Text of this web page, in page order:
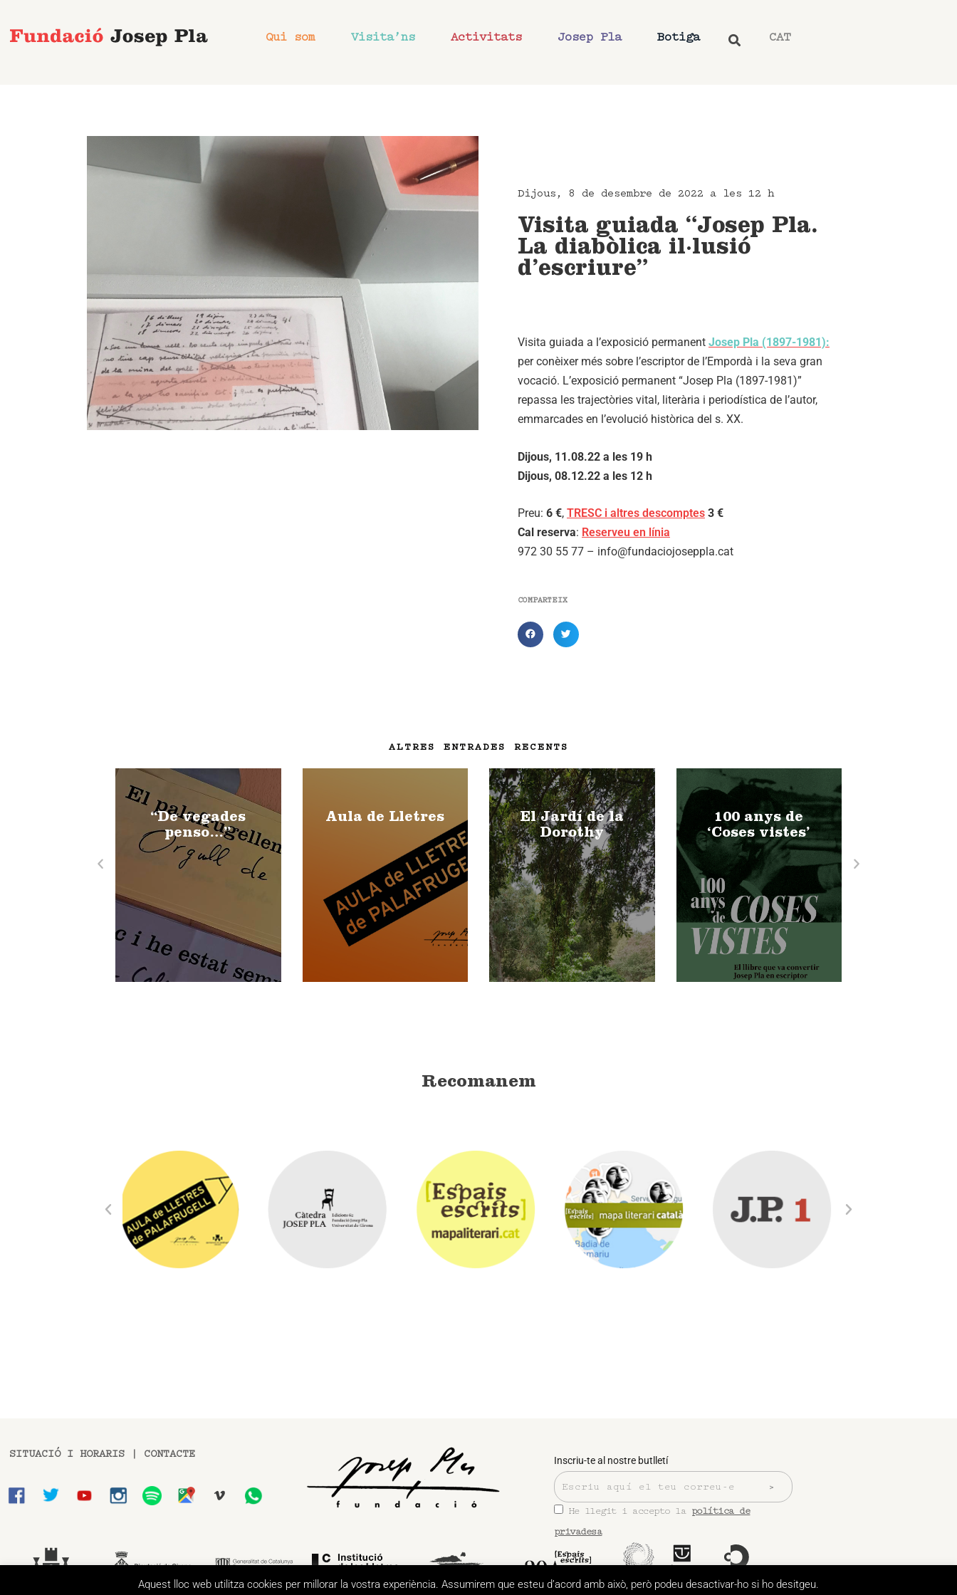
Qui som Visita’ns Activitats Josep Pla Botiga CAT
Dijous, 8 de desembre de 2022 a les 12 h
Visita guiada “Josep Pla.
La diabòlica il·lusió
d’escriure”
Visita guiada a l’exposició permanent Josep Pla (1897-1981):
per conèixer més sobre l’escriptor de l’Empordà i la seva gran
vocació. L’exposició permanent “Josep Pla (1897-1981)”
repassa les trajectòries vital, literària i periodística de l’autor,
emmarcades en l’evolució històrica del s. XX.
Dijous, 11.08.22 a les 19 h
Dijous, 08.12.22 a les 12 h
Preu: 6 €, TRESC i altres descomptes 3 €
Cal reserva: Reserveu en línia
972 30 55 77 – info@fundaciojoseppla.cat
COMPARTEIX
ALTRES ENTRADES RECENTS
“De vegades
penso…”
Aula de Lletres
El Jardí de la
Dorothy
100 anys de
‘Coses vistes’
Recomanem
SITUACIÓ I HORARIS CONTACTE Inscriu-te al nostre butlletí
He llegit i accepto la política de
privadesa
Aquest lloc web utilitza cookies per millorar la vostra experiència. Assumirem que esteu d’acord amb això, però podeu desactivar-ho si ho desitgeu.